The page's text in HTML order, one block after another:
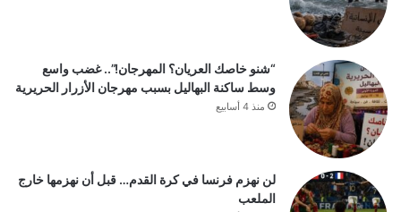
“شنو خاصك العريان؟ المهرجان!”.. غضب واسع
وسط ساكنة البهاليل بسبب مهرجان الأزرار الحريرية
منذ 4 أسابيع
لن نهزم فرنسا في كرة القدم… قبل أن نهزمها خارج
الملعب